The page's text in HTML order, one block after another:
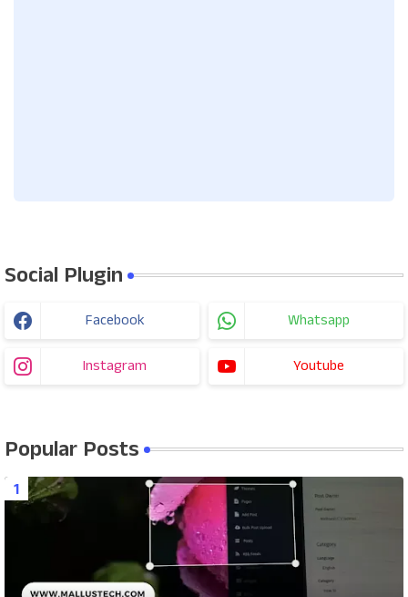
Social Plugin
Facebook Whatsapp
Instagram Youtube
Popular Posts